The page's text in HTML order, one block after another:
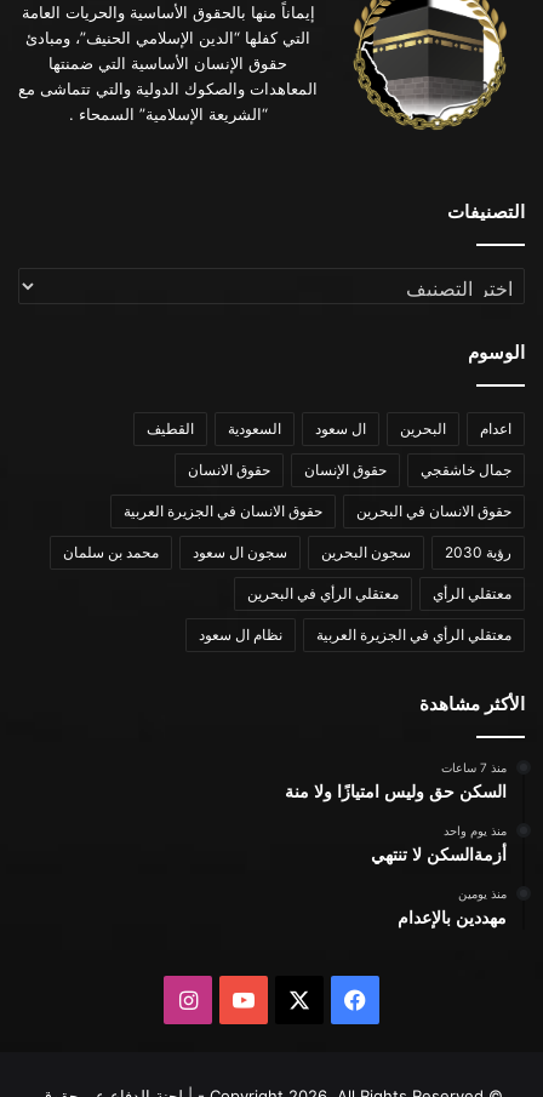
إيماناً منها بالحقوق الأساسية والحريات العامة
التي كفلها “الدين الإسلامي الحنيف”، ومبادئ
حقوق الإنسان الأساسية التي ضمنتها
المعاهدات والصكوك الدولية والتي تتماشى مع
“الشريعة الإسلامية” السمحاء .
التصنيفات
التصنيفات
الوسوم
اعدام البحرين ال سعود السعودية القطيف
جمال خاشقجي حقوق الإنسان حقوق الانسان
حقوق الانسان في البحرين حقوق الانسان في الجزيرة العربية
رؤية 2030 سجون البحرين سجون ال سعود محمد بن سلمان
معتقلي الرأي معتقلي الرأي في البحرين
معتقلي الرأي في الجزيرة العربية نظام ال سعود
الأكثر مشاهدة
منذ 7 ساعات
السكن حق وليس امتيازًا ولا منة
منذ يوم واحد
أزمةالسكن لا تنتهي
منذ يومين
مهددين بالإعدام
فيسبوك يوتيوبانستقرام